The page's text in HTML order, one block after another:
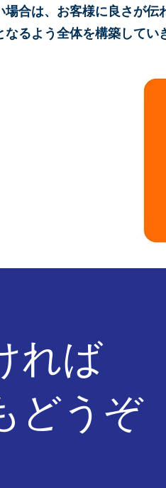
場合は、お客様に良さが
なるよう全体を構築してい
れば
どうぞ